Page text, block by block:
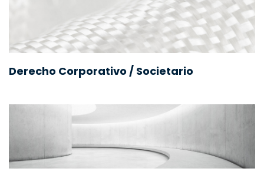
Derecho Corporativo / Societario